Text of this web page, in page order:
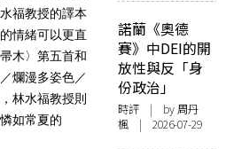
福教授的譯本
情緒可以更直
木〉第五首和
爛漫多姿色／
林水福教授則
如常夏的
諾蘭《奧德
賽》中DEI的開
放性與反「身
份政治」
時評 | by周丹
楓 | 2026-07-29